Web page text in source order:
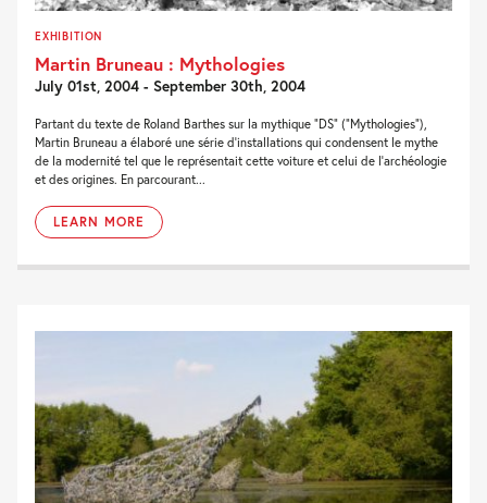
EXHIBITION
Martin Bruneau : Mythologies
July 01st, 2004 - September 30th, 2004
Partant du texte de Roland Barthes sur la mythique “DS” (“Mythologies”),
Martin Bruneau a élaboré une série d’installations qui condensent le mythe
de la modernité tel que le représentait cette voiture et celui de l’archéologie
et des origines. En parcourant...
LEARN MORE